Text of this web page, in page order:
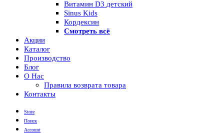
Витамин D3 детский
Sinus Kids
Кордексин
Смотреть всё
Акции
Каталог
Производство
Блог
О Нас
Правила возврата товара
Контакты
Store
Поиск
Account